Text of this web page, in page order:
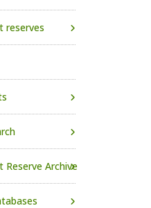
reserves
Reserve Archive